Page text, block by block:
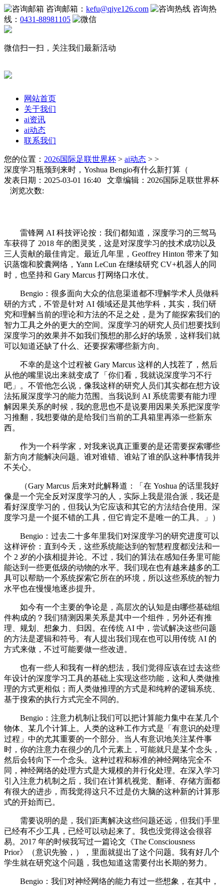
咨询邮箱： kefu@qiye126.com
咨询热
线： 0431-88981105
微信扫一扫，关注我们最新活动
网站首页
关于我们
ai资讯
ai动态
联系我们
您的位置： 2026国际足联世界杯 > ai动态 > >
深度学习瓶颈到来时，Yoshua Bengio有什么新打算（
发表日期：2025-03-01 16:40 文章编辑：2026国际足联世界杯
浏览次数:
雷锋网 AI 科技评论按：我们都知道，深度学习的三驾马
车获得了 2018 年的图灵奖，这是对深度学习的技术成功以及
三人贡献的最佳肯定。最近几年里，Geoffrey Hinton 带来了知
识蒸馏和胶囊网络，Yann LeCun 在继续研究 CV+机器人的同
时，也坚持和 Gary Marcus 打网络口水仗。
Bengio：很多面向大众的信息渠道都不理解学术人员做科
研的方式，不管是针对 AI 领域还是其他学科，其实，我们研
究和理解当前的理论和方法的不足之处，是为了能探索我们的
智力工具之外的更大的空间。深度学习的研究人员们想要找到
深度学习的效果并不如我们预想的那么好的场景，这样我们就
可以知道还缺了什么、还要探索哪些新方向。
不幸的是这个过程被 Gary Marcus 这样的人找茬了，然后
从他的嘴里说出来就变成了「你们看，我就说深度学习不行
吧」。不管他怎么说，像我这样的研究人员们其实都在想方设
法拓展深度学习的能力范围。当我说到 AI 系统需要有能力理
解因果关系的时候，我的意思也不是说要用因果关系把深度学
习推翻，我想要做的是给我们当前的工具箱里再添一些新东
西。
作为一个科学家，对我来说真正重要的是还需要探索哪些
新方向才能解决问题。谁对谁错、谁站了谁的队这种事情我并
不关心。
（Gary Marcus 后来对此解释道：「在 Yoshua 的话里我好
像是一个完全反对深度学习的人，实际上我是混合派，我还是
看好深度学习的，但我认为它应该和其它的方法结合使用。深
度学习是一个挺不错的工具，但它肯定不是唯一的工具。」）
Bengio：过去二十多年里我们对深度学习的研究进度可以
这样评价：直到今天，这些系统能达到的智慧程度都没法和一
个 2 岁的小孩相提并论。不过，我们的算法在感知任务里可能
能达到一些更低级的动物的水平。我们现在也有越来越多的工
具可以帮助一个系统探索它所在的环境，所以这些系统的智力
水平也在慢慢地逐步提升。
如今有一个主要的争论是，高层次的认知是由哪些基础组
件构成的？我们猜测因果关系是其中一个组件，另外还有推
理、规划、想象力、归因。在传统 AI 中，尝试解决这些问题
的方法是逻辑和符号。有人提出我们现在也可以用传统 AI 的
方式来做，不过可能要做一些改进。
也有一些人和我有一样的想法，我们觉得应该在过去这些
年设计的深度学习工具的基础上实现这些功能，这和人类做推
理的方式更相似；而人类做推理的方式是和纯粹的逻辑系统、
基于搜索的执行方式完全不同的。
Bengio：注意力机制让我们可以把计算能力集中在某几个
物体、某几个计算上。人类的这种工作方式是「有意识的处理
过程」中的尤其重要的一个部分。当人有意识地关注某件事
时，你的注意力在很少的几个元素上，可能就只是某个念头，
然后会转向下一个念头。这种过程和标准的神经网络完全不
同，神经网络的处理方式是大规模的并行化处理。在深入学习
引入注意力机制之后，我们在计算机视觉、翻译、存储方面都
有很大的进步，而我觉得这只不过是仿大脑的这种新的计算形
式的开始而已。
需要说明的是，我们距离解决这些问题还远，但我们手里
已经有不少工具，已经可以动起来了。我也没觉得这会很容
易。2017 年的时候我写过一篇论文《The Consciousness
Prior》（意识先验，），里面就提出了这个问题。我有好几个
学生就在研究这个问题，我也知道这需要付出长期的努力。
Bengio：我们对神经网络的能力有过一些想象，在其中，